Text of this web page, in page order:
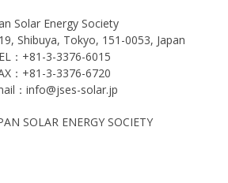
Solar Energy Society
Shibuya, Tokyo, 151-0053, Japan
：+81-3-3376-6015
：+81-3-3376-6720
：info@jses-solar.jp
SOLAR ENERGY SOCIETY